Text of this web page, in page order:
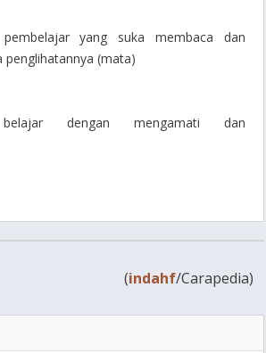
pembelajar yang suka membaca dan
penglihatannya (mata)
dengan mengamati dan
(indahf/Carapedia)